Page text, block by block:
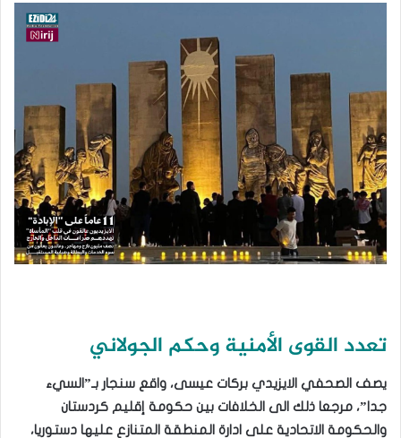
تعدد القوى الأمنية وحكم الجولاني
يصف الصحفي الايزيدي بركات عيسى، واقع سنجار بـ”السيء
جدا”، مرجعا ذلك الى الخلافات بين حكومة إقليم كردستان
والحكومة الاتحادية على ادارة المنطقة المتنازع عليها دستوريا،